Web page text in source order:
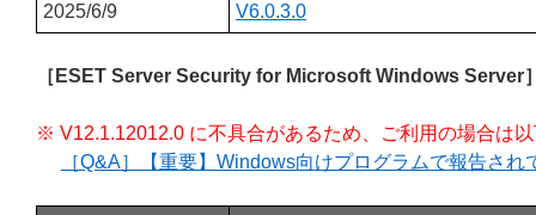
2025/6/9 V6.0.3.0
［ESET Server Security for Microsoft Windows Server
※ V12.1.12012.0 に不具合があるため、ご利用の場合は
［Q&A］【重要】Windows向けプログラムで報告さ